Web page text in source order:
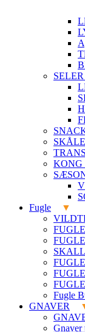
SKÅLE
KONG
Fugle
Fugle
GNAVER
Gnaver